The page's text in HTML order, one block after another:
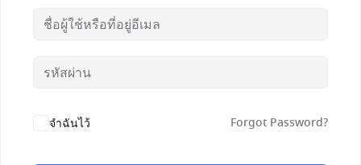
จำฉันไว้ Forgot Password?